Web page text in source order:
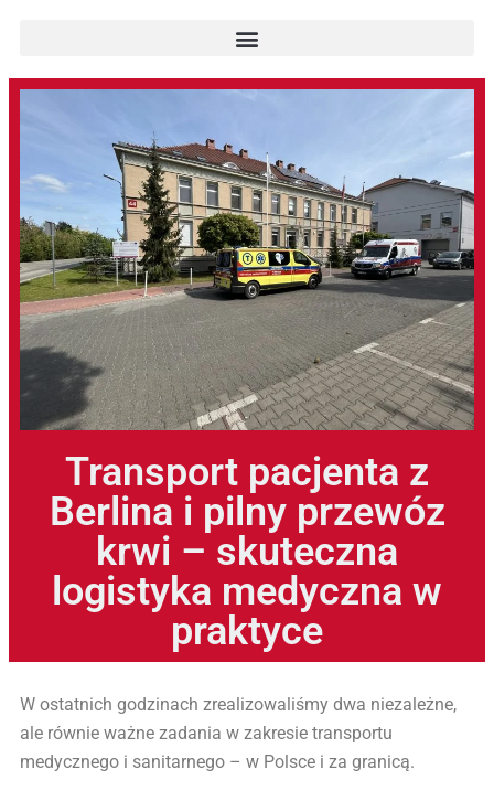
Transport pacjenta z
Berlina i pilny przewóz
krwi – skuteczna
logistyka medyczna w
praktyce
W ostatnich godzinach zrealizowaliśmy dwa niezależne,
ale równie ważne zadania w zakresie transportu
medycznego i sanitarnego – w Polsce i za granicą.